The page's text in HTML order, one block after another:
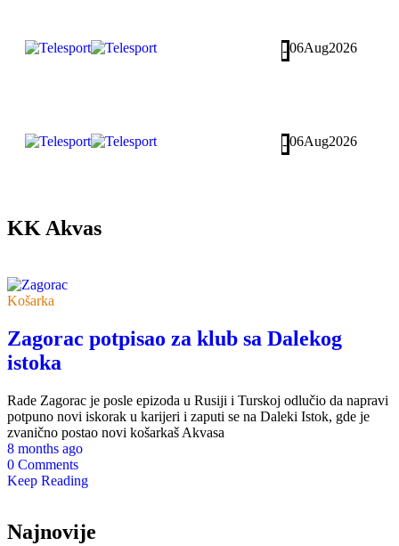
- 06Aug2026
- 06Aug2026
KK Akvas
Košarka
Zagorac potpisao za klub sa Dalekog
istoka
Rade Zagorac je posle epizoda u Rusiji i Turskoj odlučio da napravi
potpuno novi iskorak u karijeri i zaputi se na Daleki Istok, gde je
zvanično postao novi košarkaš Akvasa
8 months ago
0 Comments
Keep Reading
Najnovije